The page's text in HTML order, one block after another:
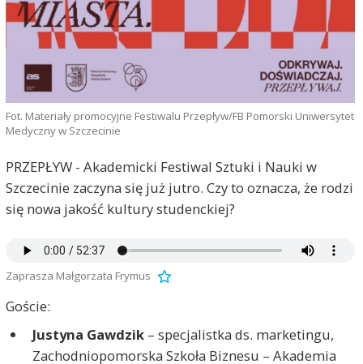
Fot. Materiały promocyjne Festiwalu Przepływ/FB Pomorski Uniwersytet
Medyczny w Szczecinie
PRZEPŁYW - Akademicki Festiwal Sztuki i Nauki w
Szczecinie zaczyna się już jutro. Czy to oznacza, że rodzi
się nowa jakość kultury studenckiej?
Zaprasza Małgorzata Frymus
Goście:
Justyna Gawdzik– specjalistka ds. marketingu,
Zachodniopomorska Szkoła Biznesu – Akademia